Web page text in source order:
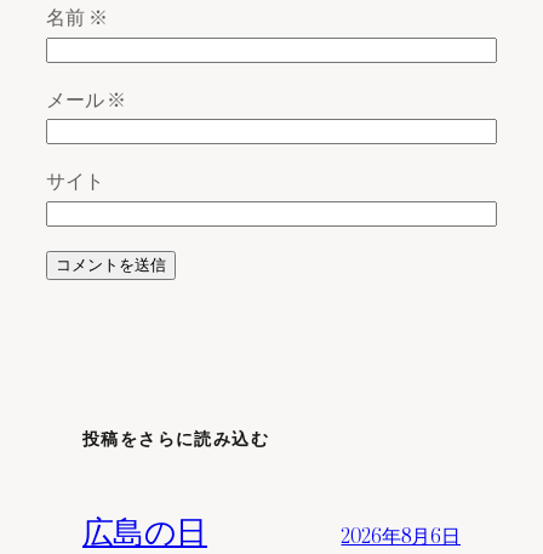
名前 ※
メール※
サイト
投稿をさらに読み込む
広島の日 2026年8月6日